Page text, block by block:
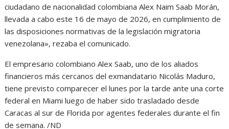
ciudadano de nacionalidad colombiana Alex Naim Saab Morán,
llevada a cabo este 16 de mayo de 2026, en cumplimiento de
las disposiciones normativas de la legislación migratoria
venezolana», rezaba el comunicado.
El empresario colombiano Alex Saab, uno de los aliados
financieros más cercanos del exmandatario Nicolás Maduro,
tiene previsto comparecer el lunes por la tarde ante una corte
federal en Miami luego de haber sido trasladado desde
Caracas al sur de Florida por agentes federales durante el fin
de semana. /ND